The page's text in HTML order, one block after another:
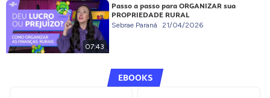
07:43
Passo a passo para ORGANIZAR sua
PROPRIEDADE RURAL
Sebrae Paraná 21/04/2026
EBOOKS